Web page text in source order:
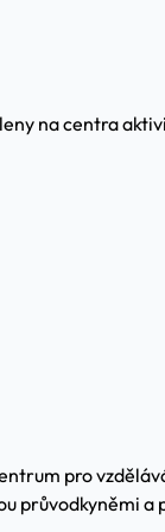
na centra
pro
průvodkyněmi